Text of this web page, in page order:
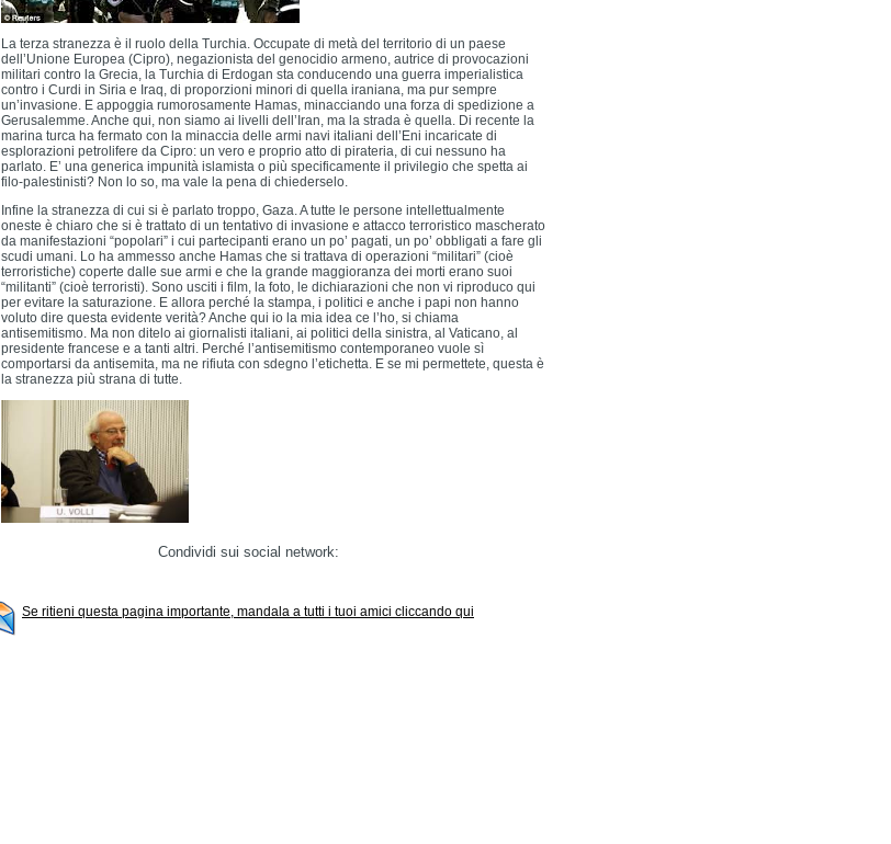
La terza stranezza è il ruolo della Turchia. Occupate di metà del territorio di un paese
dell’Unione Europea (Cipro), negazionista del genocidio armeno, autrice di provocazioni
militari contro la Grecia, la Turchia di Erdogan sta conducendo una guerra imperialistica
contro i Curdi in Siria e Iraq, di proporzioni minori di quella iraniana, ma pur sempre
un’invasione. E appoggia rumorosamente Hamas, minacciando una forza di spedizione a
Gerusalemme. Anche qui, non siamo ai livelli dell’Iran, ma la strada è quella. Di recente la
marina turca ha fermato con la minaccia delle armi navi italiani dell’Eni incaricate di
esplorazioni petrolifere da Cipro: un vero e proprio atto di pirateria, di cui nessuno ha
parlato. E’ una generica impunità islamista o più specificamente il privilegio che spetta ai
filo-palestinisti? Non lo so, ma vale la pena di chiederselo.
Infine la stranezza di cui si è parlato troppo, Gaza. A tutte le persone intellettualmente
oneste è chiaro che si è trattato di un tentativo di invasione e attacco terroristico mascherato
da manifestazioni “popolari” i cui partecipanti erano un po’ pagati, un po’ obbligati a fare gli
scudi umani. Lo ha ammesso anche Hamas che si trattava di operazioni “militari” (cioè
terroristiche) coperte dalle sue armi e che la grande maggioranza dei morti erano suoi
“militanti” (cioè terroristi). Sono usciti i film, la foto, le dichiarazioni che non vi riproduco qui
per evitare la saturazione. E allora perché la stampa, i politici e anche i papi non hanno
voluto dire questa evidente verità? Anche qui io la mia idea ce l’ho, si chiama
antisemitismo. Ma non ditelo ai giornalisti italiani, ai politici della sinistra, al Vaticano, al
presidente francese e a tanti altri. Perché l’antisemitismo contemporaneo vuole sì
comportarsi da antisemita, ma ne rifiuta con sdegno l’etichetta. E se mi permettete, questa è
la stranezza più strana di tutte.
Condividi sui social network:
Se ritieni questa pagina importante, mandala a tutti i tuoi amici cliccando qui